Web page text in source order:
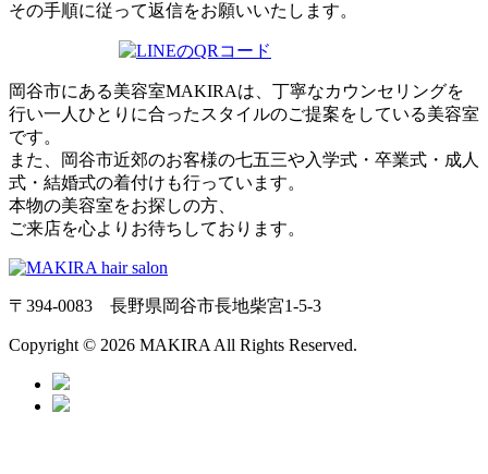
その手順に従って返信をお願いいたします。
岡谷市にある美容室MAKIRAは、丁寧なカウンセリングを
行い一人ひとりに合ったスタイルのご提案をしている美容室
です。
また、岡谷市近郊のお客様の七五三や入学式・卒業式・成人
式・結婚式の着付けも行っています。
本物の美容室をお探しの方、
ご来店を心よりお待ちしております。
〒394-0083 長野県岡谷市長地柴宮1-5-3
Copyright © 2026 MAKIRA All Rights Reserved.